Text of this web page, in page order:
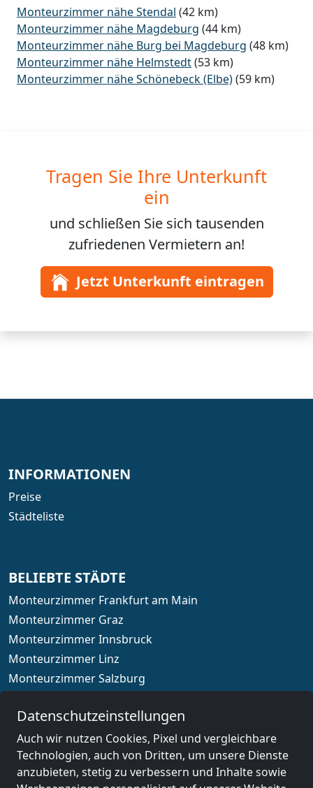
Monteurzimmer nähe Stendal (42 km)
Monteurzimmer nähe Magdeburg (44 km)
Monteurzimmer nähe Burg bei Magdeburg (48 km)
Monteurzimmer nähe Helmstedt(53 km)
Monteurzimmer nähe Schönebeck (Elbe)(59 km)
Tragen Sie Ihre Unterkunft
ein
und schließen Sie sich tausenden
zufriedenen Vermietern an!
Jetzt Unterkunft eintragen
INFORMATIONEN
Preise
Städteliste
BELIEBTE STÄDTE
Monteurzimmer Frankfurt am Main
Monteurzimmer Graz
Monteurzimmer Innsbruck
Monteurzimmer Linz
Monteurzimmer Salzburg
Länderauswahl
Datenschutzeinstellungen
Auch wir nutzen Cookies, Pixel und vergleichbare
Technologien, auch von Dritten, um unsere Dienste
anzubieten, stetig zu verbessern und Inhalte sowie